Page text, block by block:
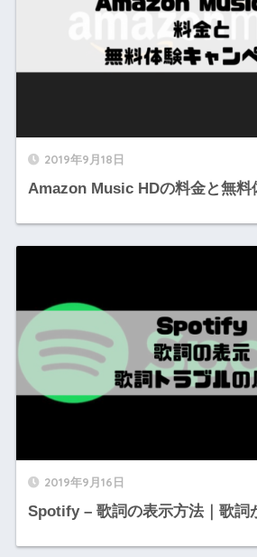
2019年9月18日
Amazon Music HDの料金と無料
2019年9月16日
Spotify – 歌詞の表示方法｜歌詞